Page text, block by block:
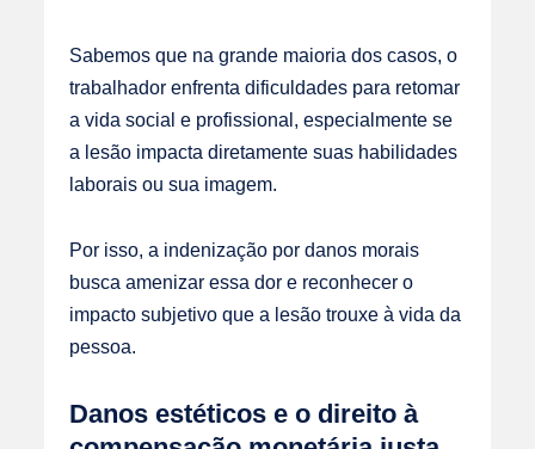
Sabemos que na grande maioria dos casos, o
trabalhador enfrenta dificuldades para retomar
a vida social e profissional, especialmente se
a lesão impacta diretamente suas habilidades
laborais ou sua imagem.
Por isso, a indenização por danos morais
busca amenizar essa dor e reconhecer o
impacto subjetivo que a lesão trouxe à vida da
pessoa.
Danos estéticos e o direito à